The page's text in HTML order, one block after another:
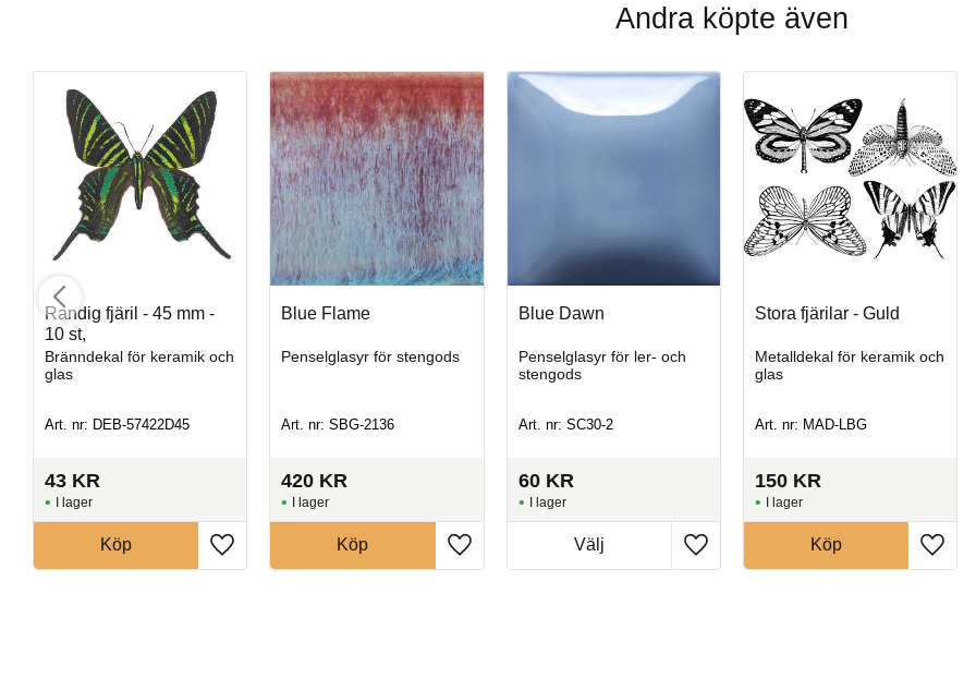
Art. nr: KC-GSSG254
I lager
Andra köpte även
Randig fjäril - 45 mm -
10 st,
Bränndekal för keramik och
glas
Art. nr: DEB-57422D45
43 KR
I lager
Köp
Blue Flame
Penselglasyr för stengods
Art. nr: SBG-2136
420 KR
I lager
Köp
Blue Dawn
Penselglasyr för ler- och
stengods
Art. nr: SC30-2
60 KR
I lager
Stora fjärilar - Guld
Metalldekal för keramik och
glas
Art. nr: MAD-LBG
150 KR
I lager
Köp